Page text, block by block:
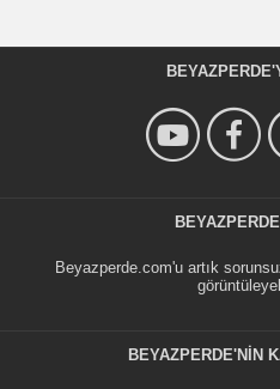
Beyazperde.com'u artık
BEYAZPERDE'NIN